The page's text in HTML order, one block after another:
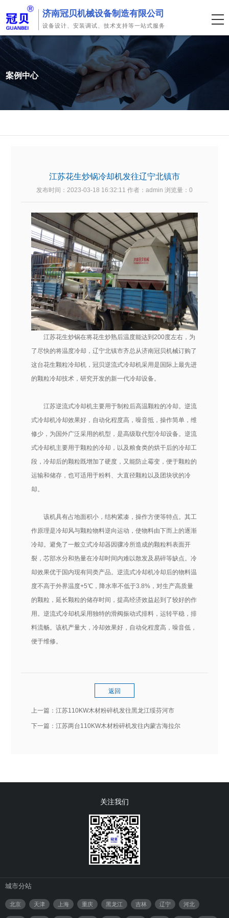
济南冠贝机械设备制造有限公司
设备设计、安装调试、技术支持等一站式服务
案例中心
江苏花生炒锅冷却机发往辽宁北镇市
发布时间：2023-03-18 16:32:11 作者：admin 浏览量： 0
江苏花生炒锅在将花生炒熟后温度能达到200度左右，为
了尽快的将温度冷却，辽宁北镇市齐总从济南冠贝机械订购了
这台花生颗粒冷却机，冠贝逆流式冷却机采用是国际上最先进
的颗粒冷却技术，研究开发的新一代冷却设备。
江苏逆流式冷却机主要用于制粒后高温颗粒的冷却。逆流
式冷却机冷却效果好，自动化程度高，噪音抵，操作简单，维
修少，为国外广泛采用的机型，是高级取代型冷却设备。逆流
式冷却机主要用于颗粒的冷却，以及粮食类的烘干后的冷却工
段，冷却后的颗粒既增加了硬度，又能防止霉变，便于颗粒的
运输和储存，也可适用于粉料、大直径颗粒以及团块状的冷
却。
该机具有占地面积小，结构紧凑，操作方便等特点。其工
作原理是冷却风与颗粒物料逆向运动，使物料由下而上的逐渐
冷却。避免了一般立式冷却器因骤冷所造成的颗粒料表面开
裂，芯部水分和热量在冷却时间内难以散发及易碎等缺点。冷
却效果优于国内现有同类产品。逆流式冷却机冷却后的物料温
度不高于外界温度+5℃，降水率不低于3.8%，对生产高质量
的颗粒，延长颗粒的储存时间，提高经济效益起到了较好的作
用。逆流式冷却机采用独特的滑阀振动式排料，运转平稳，排
料流畅。该机产量大，冷却效果好，自动化程度高，噪音低，
便于维修。
返回
上一篇：江苏110KW木材粉碎机发往黑龙江绥芬河市
下一篇：江苏两台110KW木材粉碎机发往内蒙古海拉尔
关注我们
城市分站
北京 天津 上海 重庆 黑龙江 吉林 辽宁 河北